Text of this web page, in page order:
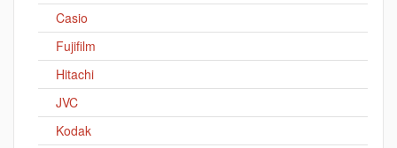
Casio
Fujifilm
Hitachi
JVC
Kodak